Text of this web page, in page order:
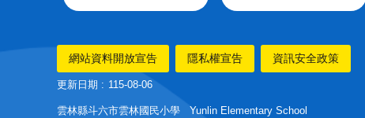
網站資料開放宣告 隱私權宣告 資訊安全政策
更新日期 115-08-06
雲林縣斗六市雲林國民小學 Yunlin Elementary School